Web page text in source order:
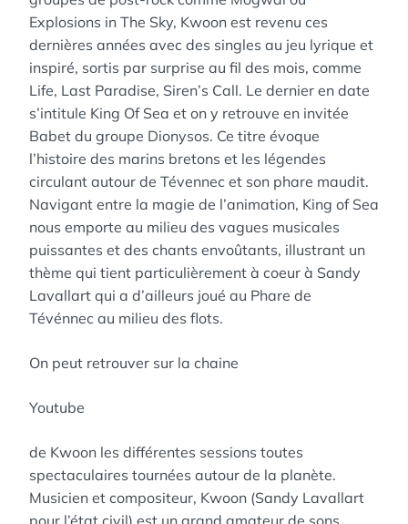
Explosions in The Sky, Kwoon est revenu ces
dernières années avec des singles au jeu lyrique et
inspiré, sortis par surprise au fil des mois, comme
Life, Last Paradise, Siren’s Call. Le dernier en date
s’intitule King Of Sea et on y retrouve en invitée
Babet du groupe Dionysos. Ce titre évoque
l’histoire des marins bretons et les légendes
circulant autour de Tévennec et son phare maudit.
Navigant entre la magie de l’animation, King of Sea
nous emporte au milieu des vagues musicales
puissantes et des chants envoûtants, illustrant un
thème qui tient particulièrement à coeur à Sandy
Lavallart qui a d’ailleurs joué au Phare de
Tévénnec au milieu des flots.
On peut retrouver sur la chaine
Youtube
de Kwoon les différentes sessions toutes
spectaculaires tournées autour de la planète.
Musicien et compositeur, Kwoon (Sandy Lavallart
pour l’état civil) est un grand amateur de sons